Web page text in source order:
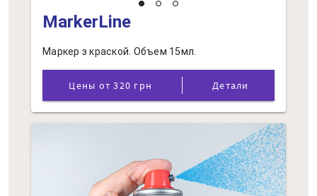
MarkerLine
Маркер з краской. Объем 15мл.
Цены от 320 грн Детали